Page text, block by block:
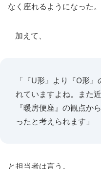
なく座れるようになった。
加えて、
「『U形』より『O形
れていますよね。また
『暖房便座』の観点か
ったと考えられます」
と担当者は言う。